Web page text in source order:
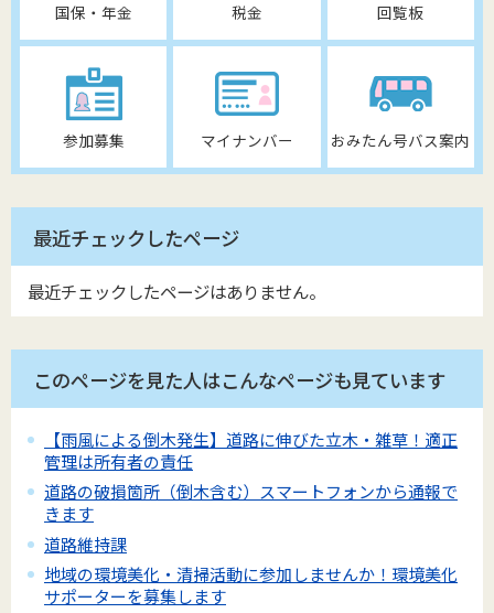
国保・年金 税金 回覧板
参加募集 マイナンバー おみたん号バス案内
最近チェックしたページ
最近チェックしたページはありません。
このページを見た人はこんなページも見ています
【雨風による倒木発生】道路に伸びた立木・雑草！適正
管理は所有者の責任
道路の破損箇所（倒木含む）スマートフォンから通報で
きます
道路維持課
地域の環境美化・清掃活動に参加しませんか！環境美化
サポーターを募集します